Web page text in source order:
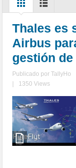
Thales es
Airbus
gestión
Publicado porTallyHo
1350 Views